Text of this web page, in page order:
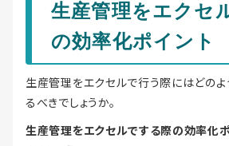
生産管理をエクセ
の効率化ポイント
生産管理をエクセルで行う際にはどの
るべきでしょうか。
生産管理をエクセルでする際の効率化